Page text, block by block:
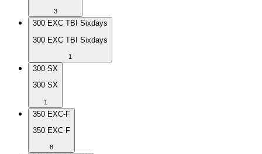
3
300 EXC TBI Sixdays
300 EXC TBI Sixdays
1
300 SX
300 SX
1
350 EXC-F
350 EXC-F
8